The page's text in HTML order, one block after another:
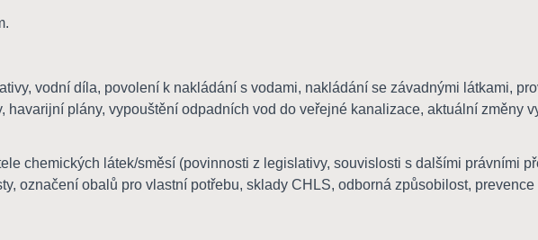
vodní díla, povolení k nakládání s vodami, nakládání se závadnými látkami,
havarijní plány, vypouštění odpadních vod do veřejné kanalizace, aktuální změny
chemických látek/směsí (povinnosti z legislativy, souvislosti s dalšími právními
označení obalů pro vlastní potřebu, sklady CHLS, odborná způsobilost,